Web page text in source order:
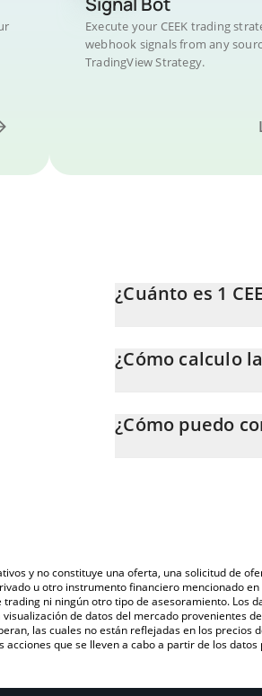
Execute your CEEK trading
webhook signals from any
TradingView Strategy.
¿Cuánto es 1
En este momento, 1
¿Cómo calculo
CEEK a CAD. Solo
valor se convertirá
¿Cómo puedo
y no constituye una oferta, una solicitud de
u otro instrumento financiero mencionado
ni ningún otro tipo de asesoramiento.
de datos del mercado provenientes
las cuales no están reflejadas en los
que se lleven a cabo a partir de los